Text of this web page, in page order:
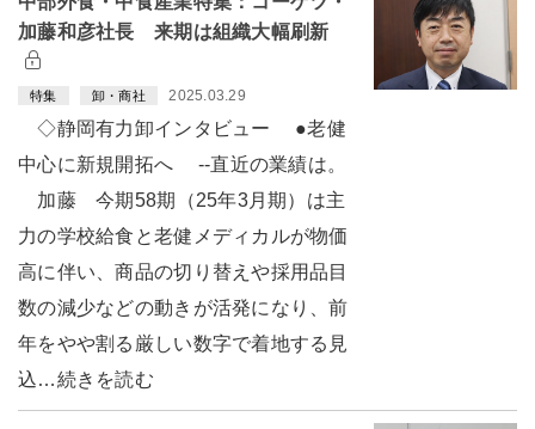
加藤和彦社長 来期は組織大幅刷新
特集 卸・商社 2025.03.29
◇静岡有力卸インタビュー ●老健
中心に新規開拓へ --直近の業績は。
加藤 今期58期（25年3月期）は主
力の学校給食と老健メディカルが物価
高に伴い、商品の切り替えや採用品目
数の減少などの動きが活発になり、前
年をやや割る厳しい数字で着地する見
込…続きを読む